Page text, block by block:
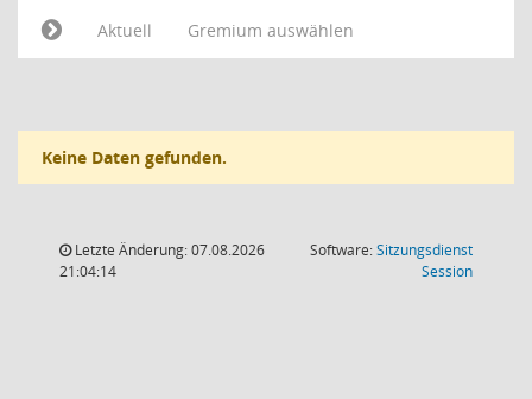
Aktuell
Gremium auswählen
Keine Daten gefunden.
Letzte Änderung: 07.08.2026
21:04:14
Software:Sitzungsdienst
Session(Wird in